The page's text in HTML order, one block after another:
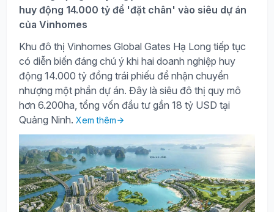
huy động 14.000 tỷ để 'đặt chân' vào siêu dự án
của Vinhomes
Khu đô thị Vinhomes Global Gates Hạ Long tiếp tục
có diễn biến đáng chú ý khi hai doanh nghiệp huy
động 14.000 tỷ đồng trái phiếu để nhận chuyển
nhượng một phần dự án. Đây là siêu đô thị quy mô
hơn 6.200ha, tổng vốn đầu tư gần 18 tỷ USD tại
Quảng Ninh. Xem thêm